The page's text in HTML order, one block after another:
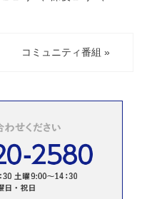
コミュニティ番組 »